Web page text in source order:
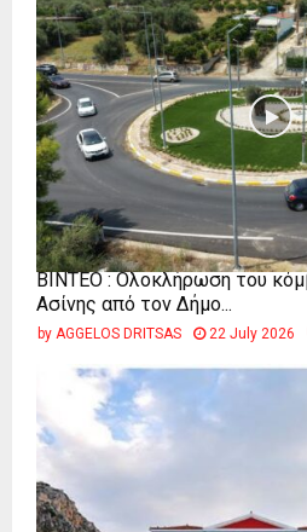
ΒΙΝΤΕΟ : Ολοκλήρωση του
Ασίνης από τον Δήμο...
by AGGELOS DRITSAS 22 July 2026